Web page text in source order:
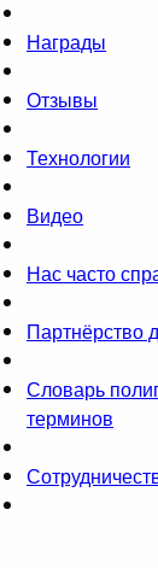
Награды
Отзывы
Технологии
Видео
Нас часто
Партнёрство
Словарь
терминов